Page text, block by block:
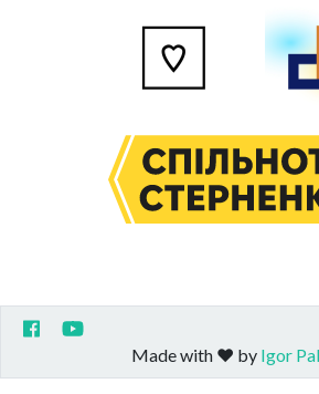
Made with ❤️ by Igor